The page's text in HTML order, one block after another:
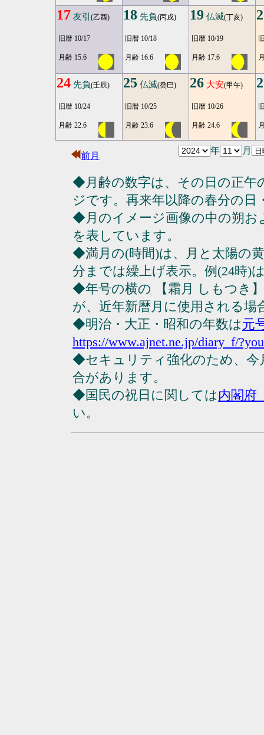
17 友引 (乙酉)
旧暦 10/17
月齢 15.6
18 先負(丙戌)
旧暦 10/18
月齢 16.6
19 仏滅(丁亥)
旧暦 10/19
月齢 17.6
24 先負(壬辰)
旧暦 10/24
月齢 22.6
25 仏滅(癸巳)
旧暦 10/25
月齢 23.6
26 大安(甲午)
旧暦 10/26
月齢 24.6
前月
年 月
◆月齢の数字は、その日の正午
ジです。再来年以降の春分の日
◆月のイメージ画像の中の朔
を表しています。
◆満月の(時間)は、月と太陽の
分までは繰上げ表示。例(24時)
◆年号の横の 【霜月 しもつき
が、近年新暦月に使用される場
◆明治・大正・昭和の年数は元
https://www.ajnet.ne.jp/diary_f/
◆セキュリティ強化のため、今
合があります。
◆国民の祝日に関しては内閣府
い。